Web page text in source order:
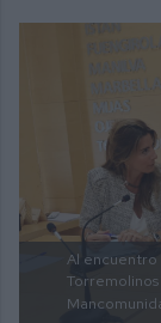
Al encuentro